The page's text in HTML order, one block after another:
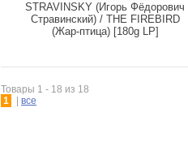
STRAVINSKY (Игорь Фёдорович
Стравинский) / THE FIREBIRD
(Жар-птица) [180g LP]
Товары 1 - 18 из 18
1
все